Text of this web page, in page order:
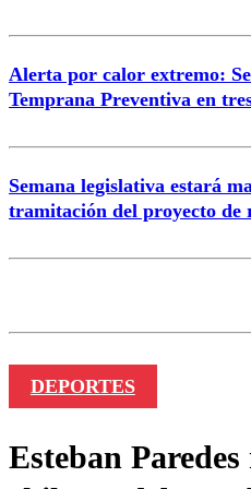
Alerta por calor extremo:
Temprana Preventiva en
Semana legislativa estará
tramitación del proyecto de
DEPORTES
Esteban